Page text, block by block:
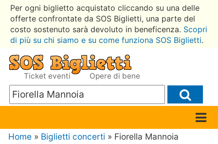
Per ogni biglietto acquistato cliccando su una delle
offerte confrontate da SOS Biglietti, una parte del
costo sostenuto sarà devoluto in beneficenza. Scopri
di più su chi siamo e su come funziona SOS Biglietti.
Ticket eventi Opere di bene
Home » Biglietti concerti » Fiorella Mannoia